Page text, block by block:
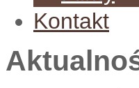
Kontakt